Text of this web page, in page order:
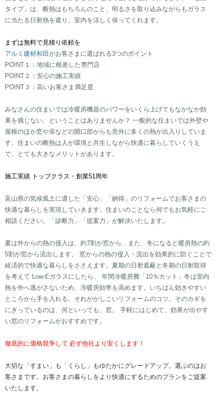
タイプ」は、断熱はもちろんのこと、明るさを取り込みながらもガラス
に当たる日射熱を遮り、室内を涼しく保ってくれます。
まずは無料で見積り依頼を
アルミ建材和田 がお客さまに選ばれる​3​つのポイント​​​​​​​​​​​​
​​​​POINT１：地域に根差した専門店
​​POINT２：安心の施工実績
​​POINT３：高いお客さま満足度​​
​​みなさんの住まいでは冷暖房機器のパワーをいくら上げてもなかなか効
果を感じない、ということはありませんか？ 一般的な住まいでは外壁や
屋根のほか窓や扉などの開口部からも意外に多くの熱が出入りしていま
す。住まいの断熱は人が環境と共生しながら快適に暮らしていくうえ
で、とても大きなメリットがあります。
施工実績 トップクラス・創業51周年
​​​​​​​​​​​富山県の気候風土に適した「安心」「納得」のリフォームでお客さまの
快適な暮らしを実現していきます。住まいのことなら何でもお気軽にご
相談ください。「診断力」「提案力」が解決いたします。
夏は外からの熱の侵入は、約7割が窓から、また、冬になると暖房熱の約
5割が窓から流出します。 窓からの熱の侵入・流出を効果的に防ぐことで
経済的で快適な暮らしをささえます。​夏期の日射遮蔽と冬期の日射取得
を考えて Low-Eガラスにしたら、 年間冷暖房費「10％カット」冬は室内
熱を外へ逃がさないため、冷暖房効率を高めます。いちばん効きやすい
ところから手を入れる。それがかしこいリフォームのコツ。そのカギを
にぎっているのは、何といっても、窓。 手軽にはじめて、効果が出やす
い窓のリフォームがおすすめです。
徹底的に価格競争して 必ず他社より安くします！
​​​大切な「すまい」も「くらし」もゆたかにグレードアップ。選ぶのはお
客さまです。お客さまの暮らしをより快適にするためのプランをご提案
いたします。